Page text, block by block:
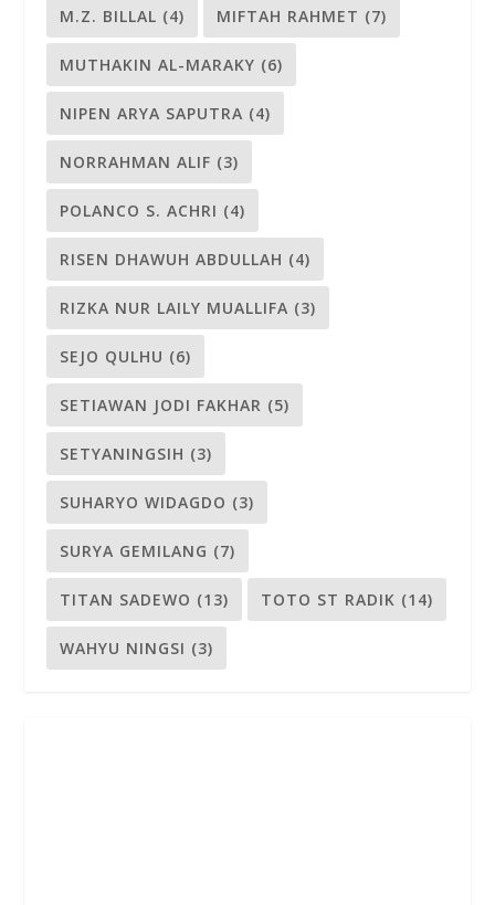
M.Z. BILLAL (4) MIFTAH RAHMET (7)
MUTHAKIN AL-MARAKY (6)
NIPEN ARYA SAPUTRA (4)
NORRAHMAN ALIF (3)
POLANCO S. ACHRI (4)
RISEN DHAWUH ABDULLAH (4)
RIZKA NUR LAILY MUALLIFA (3)
SEJO QULHU (6)
SETIAWAN JODI FAKHAR (5)
SETYANINGSIH (3)
SUHARYO WIDAGDO (3)
SURYA GEMILANG (7)
TITAN SADEWO (13) TOTO ST RADIK (14)
WAHYU NINGSI (3)